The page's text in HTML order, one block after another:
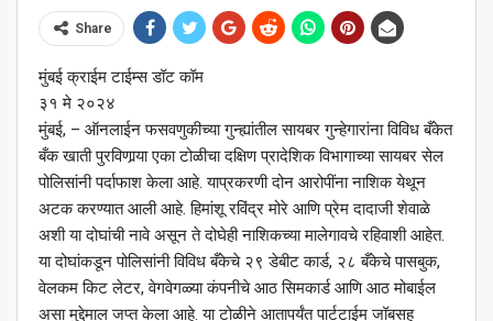
Share
मुंबई क्राईम टाईम्स डॉट कॉम
३१ मे २०२४
मुंबई, – ऑनलाईन फसवणुकीच्या गुन्ह्यांतील सायबर गुन्हेगारांना विविध बँकेत
बँक खाती पुरविणार्‍या एका टोळीचा दक्षिण प्रादेशिक विभागाच्या सायबर सेल
पोलिसांनी पर्दाफाश केला आहे. याप्रकरणी दोन आरोपींना नाशिक येथून
अटक करण्यात आली आहे. हिमांशू रविंद्र मोरे आणि प्रेम दादाजी शेवाळे
अशी या दोघांची नावे असून ते दोघेही नाशिकच्या मालेगावचे रहिवाशी आहेत.
या दोघांकडून पोलिसांनी विविध बँकेचे २९ डेबीट कार्ड, २८ बँकेचे पासबुक,
वेलकम किट लेटर, वेगवेगळ्या कंपनीचे आठ सिमकार्ड आणि आठ मोबाईल
असा मुद्देमाल जप्त केला आहे. या टोळीने आतापर्यंत पार्टटाईम जॉबसह